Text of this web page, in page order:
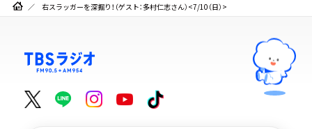
右スラッガーを深掘り！（ゲスト：多村仁志さん）<7/10（日）>